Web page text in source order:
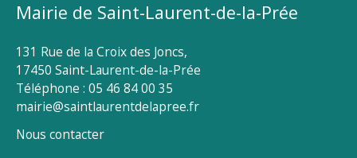
Mairie de Saint-Laurent-de-la-Prée
131 Rue de la Croix des Joncs,
17450 Saint-Laurent-de-la-Prée
Téléphone : 05 46 84 00 35
mairie@saintlaurentdelapree.fr
Nous contacter